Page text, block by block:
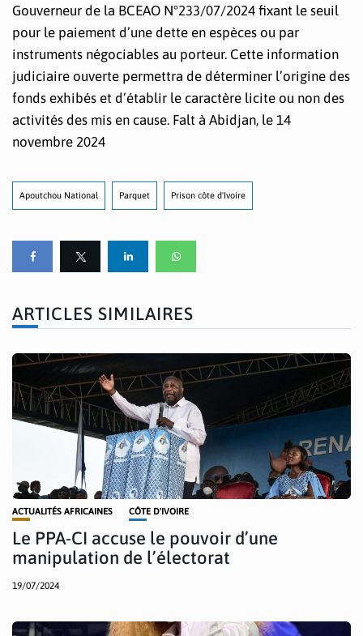
Gouverneur de la BCEAO N°233/07/2024 fixant le seuil
pour le paiement d’une dette en espèces ou par
instruments négociables au porteur. Cette information
judiciaire ouverte permettra de déterminer l’origine des
fonds exhibés et d’établir le caractère licite ou non des
activités des mis en cause. Falt à Abidjan, le 14
novembre 2024
Apoutchou National Parquet Prison côte d'Ivoire
ARTICLES SIMILAIRES
ACTUALITÉS AFRICAINES CÔTE D'IVOIRE
Le PPA-CI accuse le pouvoir d’une
manipulation de l’électorat
19/07/2024